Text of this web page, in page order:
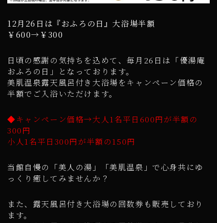
12月26日は『おふろの日』大浴場半額
￥600→￥300
日頃の感謝の気持ちを込めて、毎月26日は「優湯庵
おふろの日」となっております。
美肌温泉露天風呂付き大浴場をキャンペーン価格の
半額でご入浴いただけます。
◆キャンペーン価格→大人1名平日600円が半額の
300円
小人1名平日300円が半額の150円
当館自慢の「美人の湯」「美肌温泉」で心身共にゆ
っくり癒してみませんか？
また、露天風呂付き大浴場の回数券も販売しており
ます。